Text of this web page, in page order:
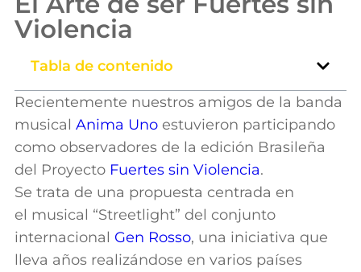
Violencia
Tabla de contenido
Recientemente nuestros amigos de la banda
musical Anima Uno estuvieron participando
como observadores de la edición Brasileña
del Proyecto Fuertes sin Violencia.
Se trata de una propuesta centrada en
el musical “Streetlight” del conjunto
internacional Gen Rosso, una iniciativa que
lleva años realizándose en varios países